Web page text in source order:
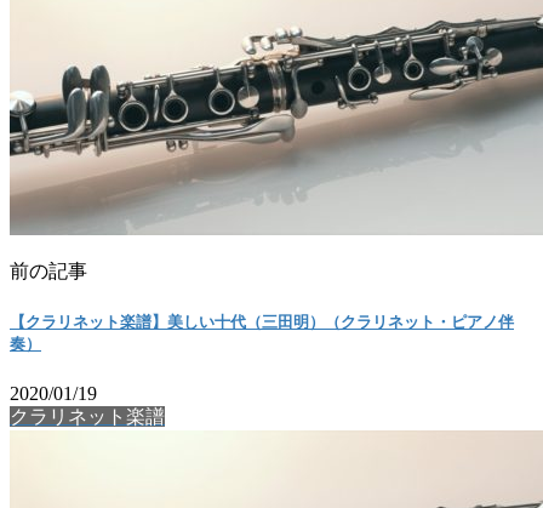
前の記事
【クラリネット楽譜】美しい十代（三田明）（クラリネット・ピアノ伴
奏）
2020/01/19
クラリネット楽譜